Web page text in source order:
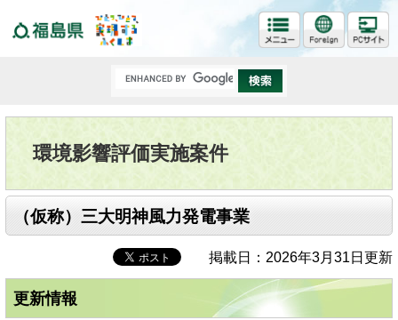
環境影響評価実施案件
（仮称）三大明神風力発電事業
掲載日：2026年3月31日更新
更新情報